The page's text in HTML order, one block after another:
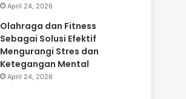
April 24, 2026
Olahraga dan Fitness
Sebagai Solusi Efektif
Mengurangi Stres dan
Ketegangan Mental
April 24, 2026